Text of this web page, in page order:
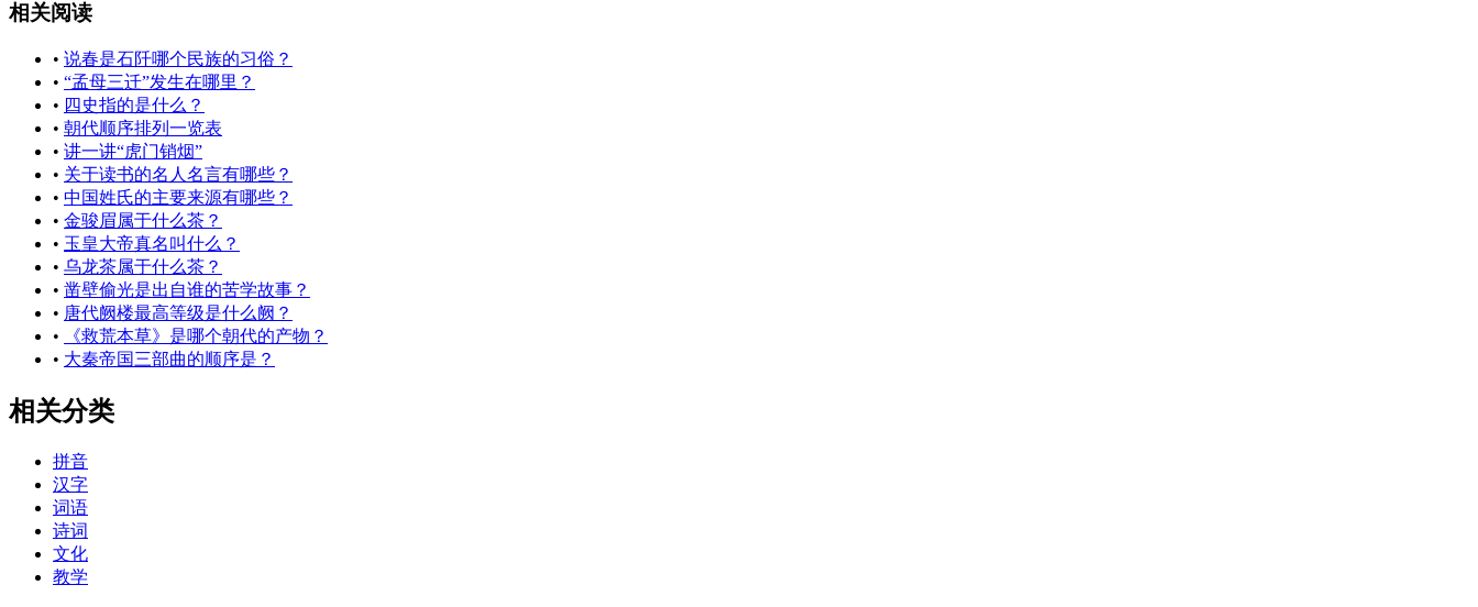
相关阅读
• 说春是石阡哪个民族的习俗？
• “孟母三迁”发生在哪里？
• 四史指的是什么？
• 朝代顺序排列一览表
• 讲一讲“虎门销烟”
• 关于读书的名人名言有哪些？
• 中国姓氏的主要来源有哪些？
• 金骏眉属于什么茶？
• 玉皇大帝真名叫什么？
• 乌龙茶属于什么茶？
• 凿壁偷光是出自谁的苦学故事？
• 唐代阙楼最高等级是什么阙？
•
《救荒本草》是哪个朝代的产物？
• 大秦帝国三部曲的顺序是？
相关分类
拼音
汉字
词语
诗词
文化
教学